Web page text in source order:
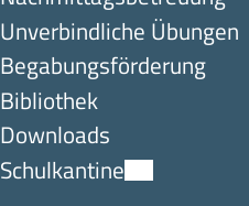
Unverbindliche Übungen
Begabungsförderung
Bibliothek
Downloads
Schulkantine